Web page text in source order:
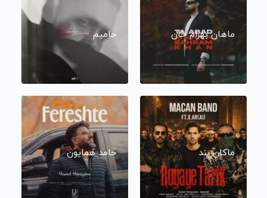
ماهان بهرام خان حامیم
ماکان بند حامد همایون